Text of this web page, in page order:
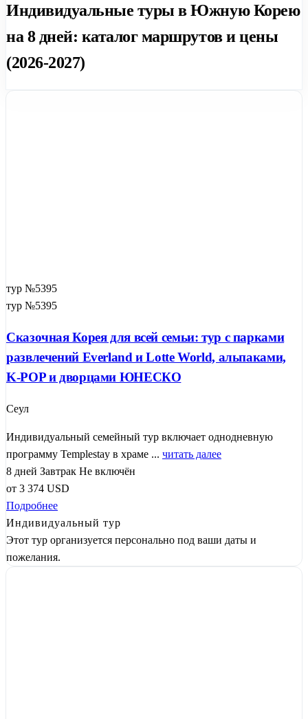
Индивидуальные туры в Южную Корею
на 8 дней: каталог маршрутов и цены
(2026-2027)
тур №5395
тур №5395
Сказочная Корея для всей семьи: тур с парками
развлечений Everland и Lotte World, альпаками,
K-POP и дворцами ЮНЕСКО
Сеул
Индивидуальный семейный тур включает однодневную
программу Templestay в храме ... читать далее
8 дней Завтрак Не включён
от 3 374 USD
Подробнее
Индивидуальный тур
Этот тур организуется персонально под ваши даты и
пожелания.